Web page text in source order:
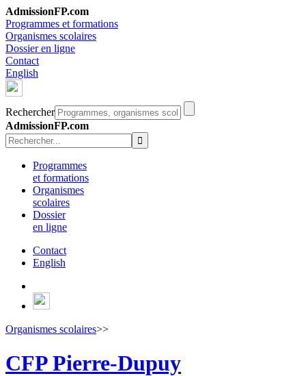
AdmissionFP.com
Programmes et formations
Organismes scolaires
Dossier en ligne
Contact
English
Rechercher
AdmissionFP.com
Programmes
et formations
Organismes
scolaires
Dossier
en ligne
Contact
English
Organismes scolaires>>
CFP Pierre-Dupuy